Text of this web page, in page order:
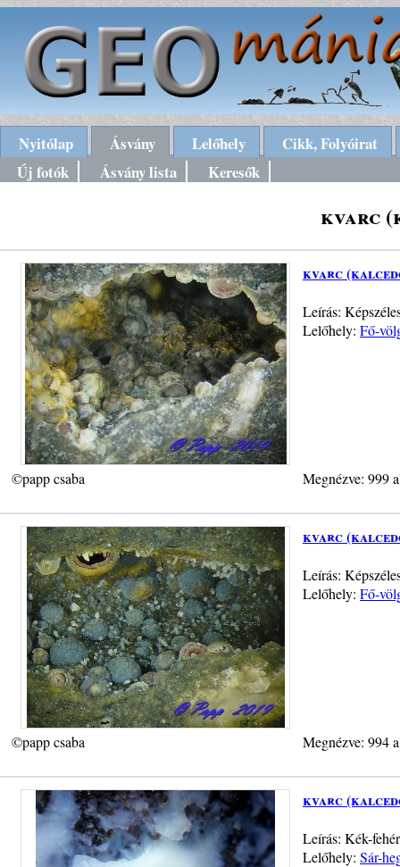
Nyitólap Ásvány Lelőhely
Cikk, Folyóirat
Új fotók
Ásvány lista Keresők
kvarc
kvarc
Leírás:
Lelőhely: Fő-
©papp csaba Megnézve: 999
kvarc
Leírás:
Lelőhely: Fő-
©papp csaba Megnézve: 994
kvarc
Leírás: Kék-
Lelőhely: Sár-